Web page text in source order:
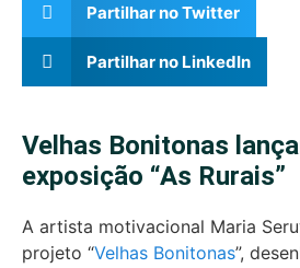
Partilhar no Twitter
Partilhar no LinkedIn
Velhas Bonitonas
exposição “As Rurais”
A artista motivacional Maria
projeto “Velhas Bonitonas”,